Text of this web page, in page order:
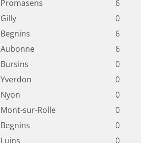
Promasens 6
Gilly 0
Begnins 6
Aubonne 6
Bursins 0
Yverdon 0
Nyon 0
Mont-sur-Rolle 0
Begnins 0
Luins 0